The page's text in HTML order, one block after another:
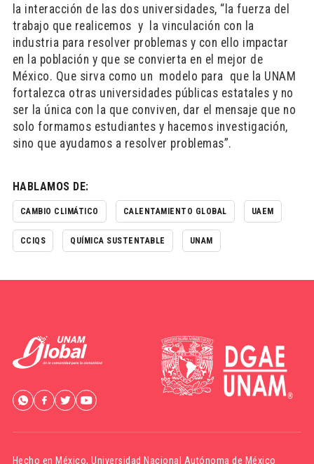
la interacción de las dos universidades, “la fuerza del
trabajo que realicemos y la vinculación con la
industria para resolver problemas y con ello impactar
en la población y que se convierta en el mejor de
México. Que sirva como un modelo para que la UNAM
fortalezca otras universidades públicas estatales y no
ser la única con la que conviven, dar el mensaje que no
solo formamos estudiantes y hacemos investigación,
sino que ayudamos a resolver problemas”.
HABLAMOS DE:
CAMBIO CLIMÁTICO CALENTAMIENTO GLOBAL UAEM
CCIQS QUÍMICA SUSTENTABLE UNAM
Hecho en México,Universidad Nacional Autónoma de México